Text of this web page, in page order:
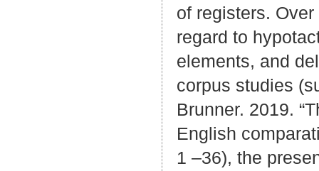
of registers.
regard to
elements, and
corpus studies
Brunner. 2019.
English
1 –36), the